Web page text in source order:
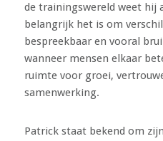
de trainingswereld weet hij
belangrijk het is om
bespreekbaar en vooral
wanneer mensen elkaar
ruimte voor groei,
samenwerking.
Patrick staat bekend om